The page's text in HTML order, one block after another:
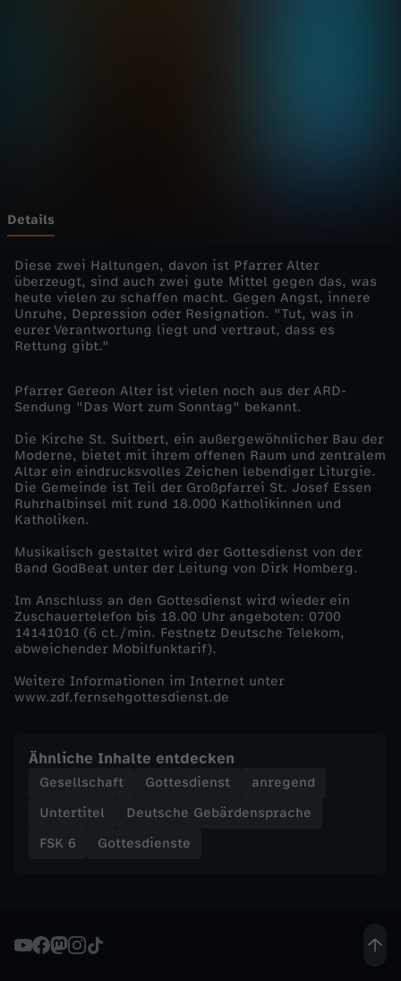
e
-
K
e
i
n
e
P
a
n
i
k
E
s
t
Details
Diese zwei Haltungen, davon ist Pfarrer Alter
überzeugt, sind auch zwei gute Mittel gegen das, was
heute vielen zu schaffen macht. Gegen Angst, innere
Unruhe, Depression oder Resignation. "Tut, was in
eurer Verantwortung liegt und vertraut, dass es
Rettung gibt."
Pfarrer Gereon Alter ist vielen noch aus der ARD-
Sendung "Das Wort zum Sonntag" bekannt.
Die Kirche St. Suitbert, ein außergewöhnlicher Bau der
Moderne, bietet mit ihrem offenen Raum und zentralem
Altar ein eindrucksvolles Zeichen lebendiger Liturgie.
Die Gemeinde ist Teil der Großpfarrei St. Josef Essen
Ruhrhalbinsel mit rund 18.000 Katholikinnen und
Katholiken.
Musikalisch gestaltet wird der Gottesdienst von der
Band GodBeat unter der Leitung von Dirk Homberg.
Im Anschluss an den Gottesdienst wird wieder ein
Zuschauertelefon bis 18.00 Uhr angeboten: 0700
14141010 (6 ct./min. Festnetz Deutsche Telekom,
abweichender Mobilfunktarif).
Weitere Informationen im Internet unter
www.zdf.fernsehgottesdienst.de
Ähnliche Inhalte entdecken
Gesellschaft Gottesdienst
anregend
Untertitel
Deutsche Gebärdensprache
FSK 6
Gottesdienste